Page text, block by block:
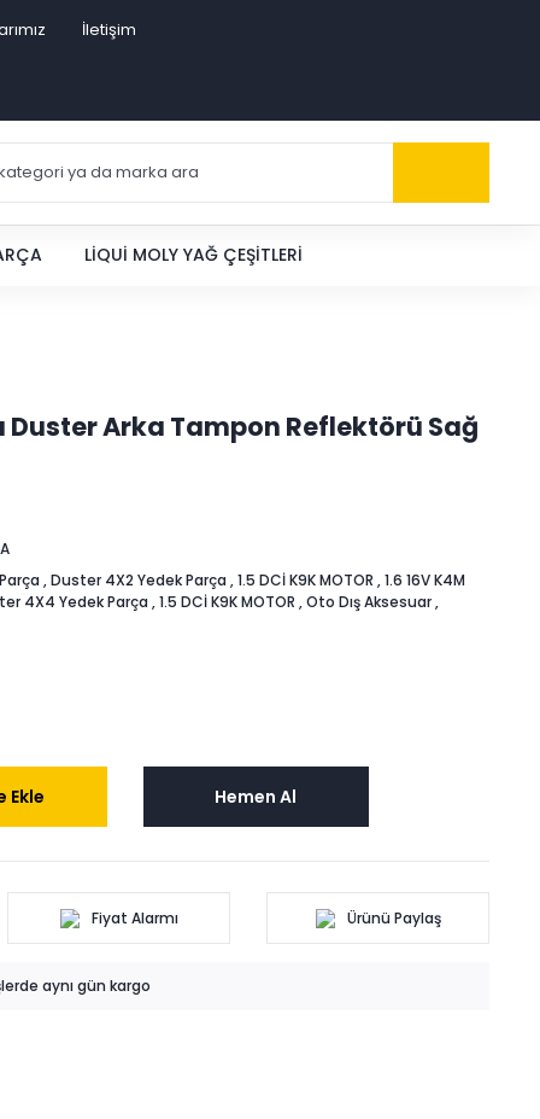
İletişim
LIQUI MOLY YAĞ ÇEŞITLERI
Duster Arka Tampon Reflektörü Sağ
,Duster 4X2 Yedek Parça ,1.5 DCİ K9K MOTOR ,1.6 16V K4M
4X4 Yedek Parça ,1.5 DCİ K9K MOTOR ,Oto Dış Aksesuar,
Ekle Hemen Al
Fiyat Alarmı Ürünü Paylaş
aynı gün kargo